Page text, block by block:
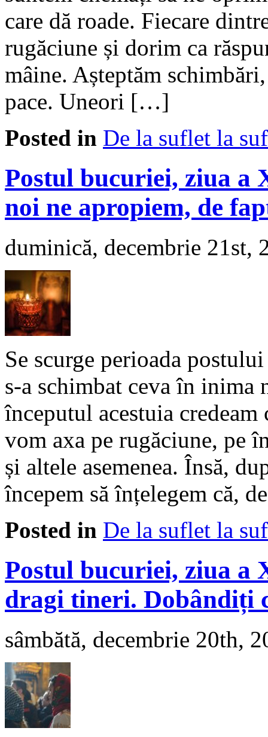
care dă roade. Fiecare
rugăciune și dorim ca
mâine. Așteptăm
pace. Uneori […]
Posted in De la suflet la
Postul bucuriei, ziua a
noi ne apropiem, de
duminică, decembrie 21st,
Se scurge perioada
s-a schimbat ceva în inima
începutul acestuia
vom axa pe rugăciune, pe
și altele asemenea. Însă,
începem să înțelegem că,
Posted in De la suflet la
Postul bucuriei, ziua
dragi tineri. Dobândiți
sâmbătă, decembrie 20th,